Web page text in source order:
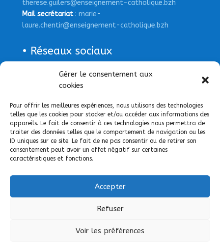
Gérer le consentement aux
cookies
Pour offrir les meilleures expériences, nous utilisons des technologies
telles que les cookies pour stocker et/ou accéder aux informations des
appareils. Le fait de consentir à ces technologies nous permettra de
traiter des données telles que le comportement de navigation ou les
ID uniques sur ce site. Le fait de ne pas consentir ou de retirer son
consentement peut avoir un effet négatif sur certaines
caractéristiques et fonctions.
Accepter
Refuser
Voir les préférences
therese.guilers@enseignement-catholique.bzh
Mail secrétariat: marie-
laure.chentir@enseignement-catholique.bzh
• Réseaux sociaux
Page Facebook